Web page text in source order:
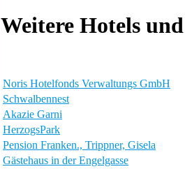
Weitere Hotels
Noris Hotelfonds Verwaltungs GmbH
Schwalbennest
Akazie Garni
HerzogsPark
Pension Franken., Trippner, Gisela
Gästehaus in der Engelgasse